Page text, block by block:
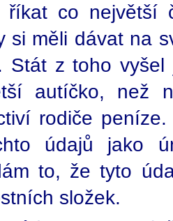
říkat co největší
si měli dávat na
Stát z toho vyšel
autíčko, než
rodiče
údajů jako
to, že tyto
složek.